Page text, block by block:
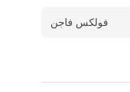
فولكس فاجن